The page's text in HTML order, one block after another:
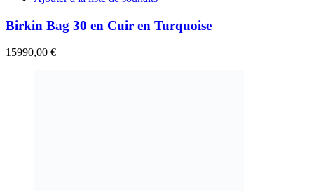
Birkin Bag 30 en Cuir en Turquoise
15990,00 €